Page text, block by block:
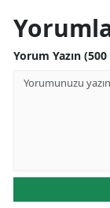
Yorum Yazın